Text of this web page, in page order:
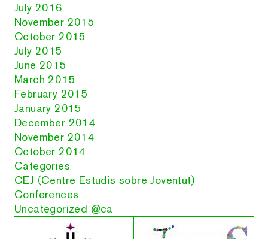
July 2016
November 2015
October 2015
July 2015
June 2015
March 2015
February 2015
January 2015
December 2014
November 2014
October 2014
Categories
CEJ (Centre Estudis sobre Joventut)
Conferences
Uncategorized @ca